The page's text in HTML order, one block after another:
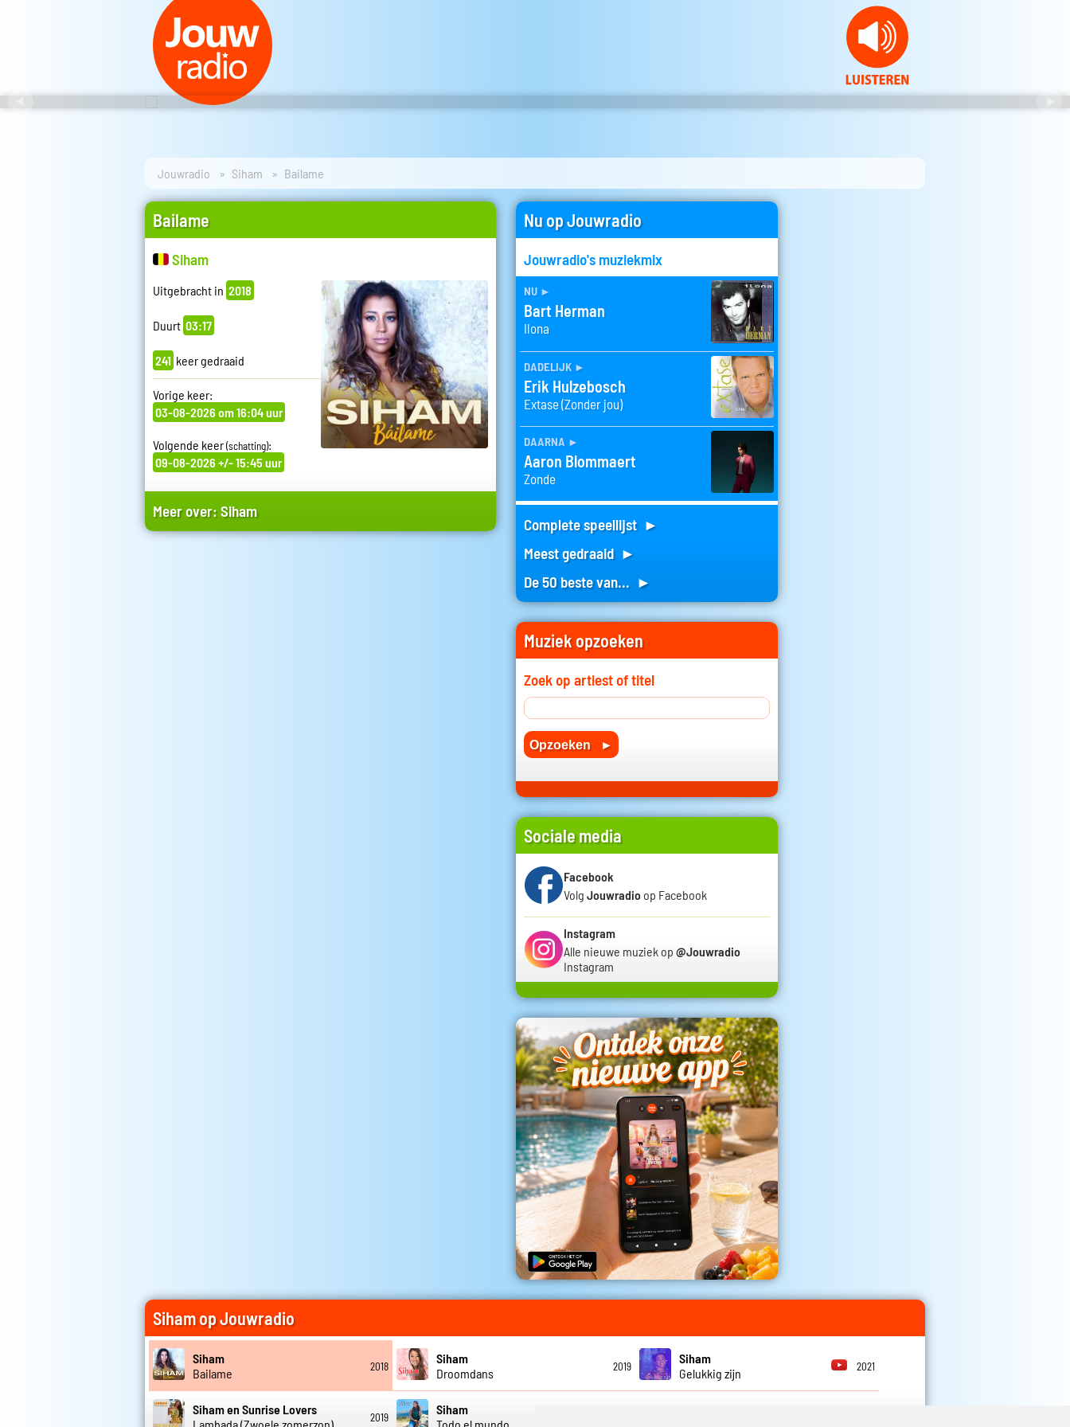
Jouwradio Siham Bailame
Bailame
Siham
Uitgebracht in 2018
Duurt 03:17
241 keer gedraaid
Vorige keer:
03-08-2026 om 16:04 uur
Volgende keer(schatting):
09-08-2026 +/- 15:45 uur
Meer over:Siham
Nu op Jouwradio
Jouwradio's muziekmix
nu ►
Bart Herman
Ilona
dadelijk ►
Erik Hulzebosch
Extase (Zonder jou)
daarna ►
Aaron Blommaert
Zonde
Complete speellijst ►
Meest gedraaid ►
De 50 beste van... ►
Muziek opzoeken
Zoek op artiest of titel
Sociale media
Facebook
Volg Jouwradio op Facebook
Instagram
Alle nieuwe muziek op @Jouwradio
Instagram
Siham op Jouwradio
Siham
Bailame
2018
Siham
Droomdans
2019
Siham
Gelukkig zijn
2021
Siham en Sunrise Lovers
Lambada (Zwoele zomerzon)
2019
Siham
Todo el mundo